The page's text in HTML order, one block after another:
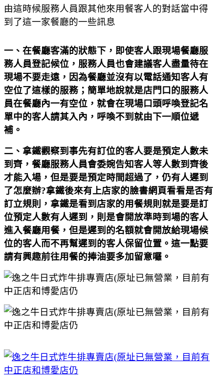
由這時候服務人員跟其他來用餐客人的對話當中得
到了這一家餐廳的一些訊息
一、在餐廳客滿的狀態下，即使客人跟現場餐廳服
務人員登記候位，服務人員也會建議客人盡量待在
現場不要走遠，因為餐廳並沒有以電話通知客人有
空位了這樣的服務；簡單地說就是店門口的服務人
員在餐廳內一有空位，就會在現場口頭呼喚登記名
單中的客人請其入內，呼喚不到就由下一順位遞
補。
二、拿鐵觀察到事先有訂位的客人要是預定人數未
到齊，餐廳服務人員會委婉告知客人等人數到齊後
才能入場，但是要是預定時間超過了，仍有人遲到
了怎麼辦?拿鐵後來有上店家的臉書網頁看看是否有
訂立規則，拿鐵是看到店家的用餐規則就是要是訂
位預定人數有人遲到，則是會開放準時到場的客人
進入餐廳用餐，但是遲到的名額就會開放給現場候
位的客人而不再幫遲到的客人保留位置。這一點要
請有興趣前往用餐的捧油要多加留意囉。